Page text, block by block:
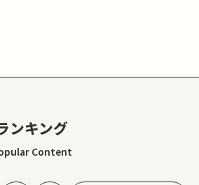
ンキング
Content